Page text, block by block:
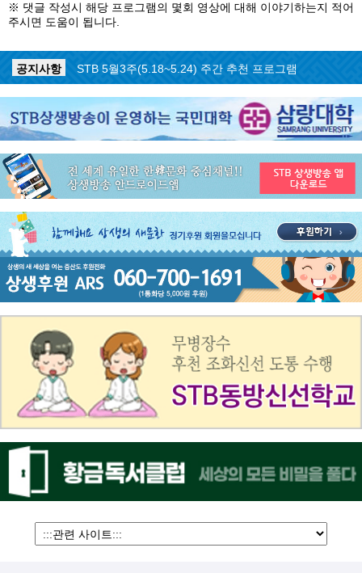
※ 댓글 작성시 해당 프로그램의 몇회 영상에 대해 이야기하는지 적어
주시면 도움이 됩니다.
공지사항 ON AIR 서비스 장애 복구 안내
공지사항
STB 5월4주(5.25~5.31) 주간 추천 프로그램
공지사항
STB 5월3주(5.18~5.24) 주간 추천 프로그램
공지사항
STB 4월마지막주(4.27~5.3) 주간 추천 프로그램
STB 4월4주(4.20~4.26) 주간 추천 프로그램
공지사항
STB 4월2주(4.6~4.12) 주간 추천 프로그램
공지사항
STB 4월1주(3.30~4.5) 주간 추천 프로그램
공지사항
STB 3월4주(3.23~3.29) 주간 추천 프로그램